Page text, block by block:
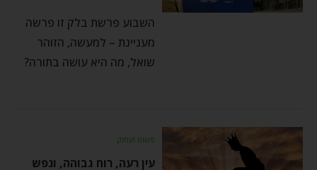
השבוע פרשת בלק זו פרשה
מעניינת – למעשה, הזוהר
שואל, מה היא עושה בתורה?
פשוט ועמוק
עין רעה, רוח גבוהה, ונפש